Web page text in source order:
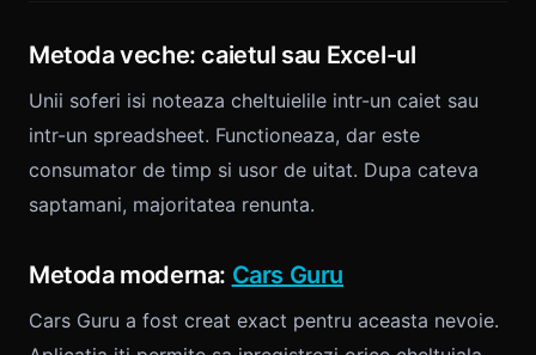
Metoda veche: caietul sau Excel-ul
Unii soferi isi noteaza cheltuielile intr-un caiet sau
intr-un spreadsheet. Functioneaza, dar este
consumator de timp si usor de uitat. Dupa cateva
saptamani, majoritatea renunta.
Metoda moderna: Cars Guru
Cars Guru a fost creat exact pentru aceasta nevoie.